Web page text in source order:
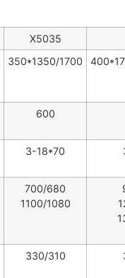
X5035
350*1350/1700
600
3-18*70
700/680
1100/1080
330/310